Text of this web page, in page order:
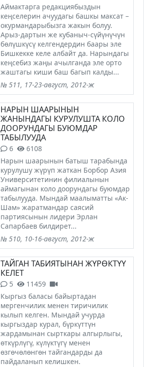
Аймактарга редакциябыздын
кеңселерин ачуудагы башкы максат –
окурмандарыбызга жакын болуу.
Арыз-дартын же кубаныч-сүйүнүчүн
бөлүшкүсү келгендердин баары эле
Бишкекке келе албайт да. Нарындагы
кеңсебиз жаңы ачылганда эле орто
жаштагы киши баш багып калды...
№ 511, 17-23-август, 2012-ж
НАРЫН ШААРЫНЫН
ЖАНЫНДАГЫ КУРУЛУШТА КОЛО
ДООРУНДАГЫ БУЮМДАР
ТАБЫЛУУДА
6
6108
Нарын шаарынын батыш тарабында
курулушу жүрүп жаткан Борбор Азия
Университетинин филиалынын
аймагынан коло доорундагы буюмдар
табылууда. Мындай маалыматты «Ак-
Шам» жаратмандар саясий
партиясынын лидери Эрлан
Сапарбаев билдирет...
№ 510, 10-16-август, 2012-ж
ТАЙГАН ТАБИЯТЫНАН ЖҮРӨКТҮҮ
КЕЛЕТ
5
11459
Кыргыз баласы байыртадан
мергенчилик менен тиричилик
кылып келген. Мындай учурда
кыргыздар курал, бүркүттүн
жардамынан сырткары алгырлыгы,
өткүрлүгү, күлүктүгү менен
өзгөчөлөнгөн тайгандарды да
пайдаланып келишкен.